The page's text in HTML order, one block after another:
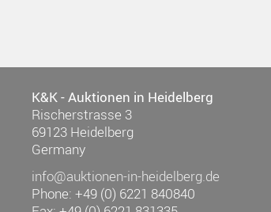
K&K - Auktionen in Heidelberg
Rischerstrasse 3
69123 Heidelberg
Germany
info@auktionen-in-heidelberg.de
Phone: +49 (0) 6221 840840